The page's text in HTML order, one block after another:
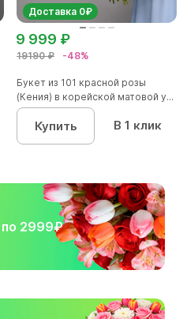
Доставка 0₽
19190 ₽ -48%
9 999 ₽
Букет из 101 красной розы
(Кения) в корейской матовой у...
Купить В 1 клик
2999₽